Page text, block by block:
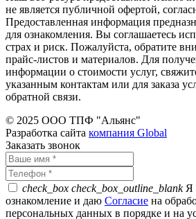
не является публичной офертой,
Предоставленная информация
для ознакомления. Вы соглашаетесь
страх и риск. Пожалуйста, обратите
прайс-листов и материалов. Для
информации о стоимости услуг,
указанным контактам или для заказа
обратной связи.
© 2025 ООО ТПФ "Альянс"
Разработка сайта компания Global
Заказать звонок
check_box check_box_outline_blankЯ
ознакомление и даю Согласие на
персональных данных в порядке и на